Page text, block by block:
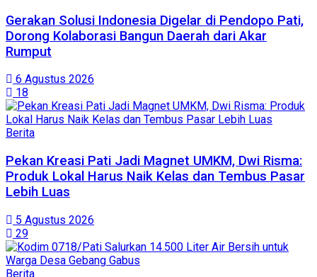
Gerakan Solusi Indonesia Digelar di Pendopo Pati,
Dorong Kolaborasi Bangun Daerah dari Akar
Rumput
6 Agustus 2026
18
Berita
Pekan Kreasi Pati Jadi Magnet UMKM, Dwi Risma:
Produk Lokal Harus Naik Kelas dan Tembus Pasar
Lebih Luas
5 Agustus 2026
29
Berita